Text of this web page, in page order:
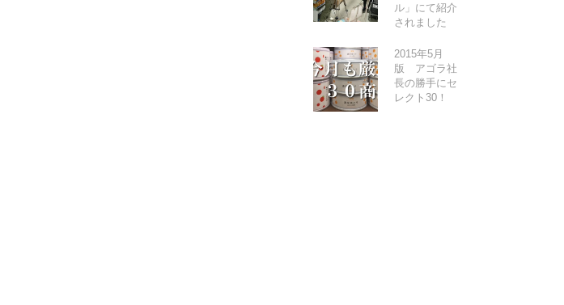
ル」にて紹介
されました
2015年5月
版 アゴラ社
長の勝手にセ
レクト30！